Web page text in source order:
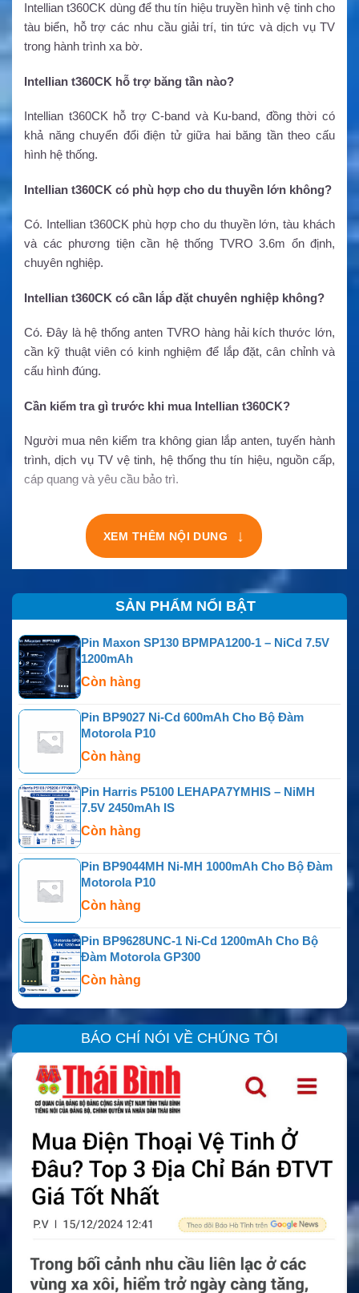
Intellian t360CK dùng để thu tín hiệu truyền hình vệ tinh cho
tàu biển, hỗ trợ các nhu cầu giải trí, tin tức và dịch vụ TV
trong hành trình xa bờ.
Intellian t360CK hỗ trợ băng tần nào?
Intellian t360CK hỗ trợ C-band và Ku-band, đồng thời có
khả năng chuyển đổi điện tử giữa hai băng tần theo cấu
hình hệ thống.
Intellian t360CK có phù hợp cho du thuyền lớn không?
Có. Intellian t360CK phù hợp cho du thuyền lớn, tàu khách
và các phương tiện cần hệ thống TVRO 3.6m ổn định,
chuyên nghiệp.
Intellian t360CK có cần lắp đặt chuyên nghiệp không?
Có. Đây là hệ thống anten TVRO hàng hải kích thước lớn,
cần kỹ thuật viên có kinh nghiệm để lắp đặt, cân chỉnh và
cấu hình đúng.
Cần kiểm tra gì trước khi mua Intellian t360CK?
Người mua nên kiểm tra không gian lắp anten, tuyến hành
trình, dịch vụ TV vệ tinh, hệ thống thu tín hiệu, nguồn cấp,
cáp quang và yêu cầu bảo trì.
XEM THÊM NỘI DUNG ↓
SẢN PHẨM NỔI BẬT
Pin Maxon SP130 BPMPA1200-1 – NiCd 7.5V
1200mAh
Còn hàng
Pin BP9027 Ni-Cd 600mAh Cho Bộ Đàm
Motorola P10
Còn hàng
Pin Harris P5100 LEHAPA7YMHIS – NiMH
7.5V 2450mAh IS
Còn hàng
Pin BP9044MH Ni-MH 1000mAh Cho Bộ Đàm
Motorola P10
Còn hàng
Pin BP9628UNC-1 Ni-Cd 1200mAh Cho Bộ
Đàm Motorola GP300
Còn hàng
BÁO CHÍ NÓI VỀ CHÚNG TÔI